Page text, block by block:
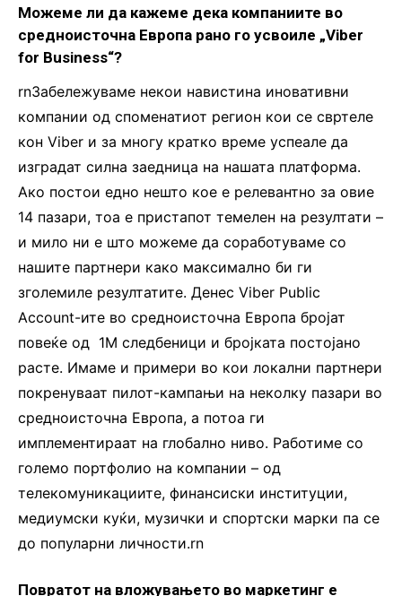
Можеме ли да кажеме дека компаниите во
средноисточна Европа рано го усвоиле „Viber
for Business“?
rnЗабележуваме некои навистина иновативни
компании од споменатиот регион кои се свртеле
кон Viber и за многу кратко време успеале да
изградат силна заедница на нашата платформа.
Ако постои едно нешто кое е релевантно за овие
14 пазари, тоа е пристапот темелен на резултати –
и мило ни е што можеме да соработуваме со
нашите партнери како максимално би ги
зголемиле резултатите. Денес Viber Public
Account-ите во средноисточна Европа бројат
повеќе од 1M следбеници и бројката постојано
расте. Имаме и примери во кои локални партнери
покренуваат пилот-кампањи на неколку пазари во
средноисточна Европа, а потоа ги
имплементираат на глобално ниво. Работиме со
големо портфолио на компании – од
телекомуникациите, финансиски институции,
медиумски куќи, музички и спортски марки па се
до популарни личности.rn
Повратот на вложувањето во маркетинг е